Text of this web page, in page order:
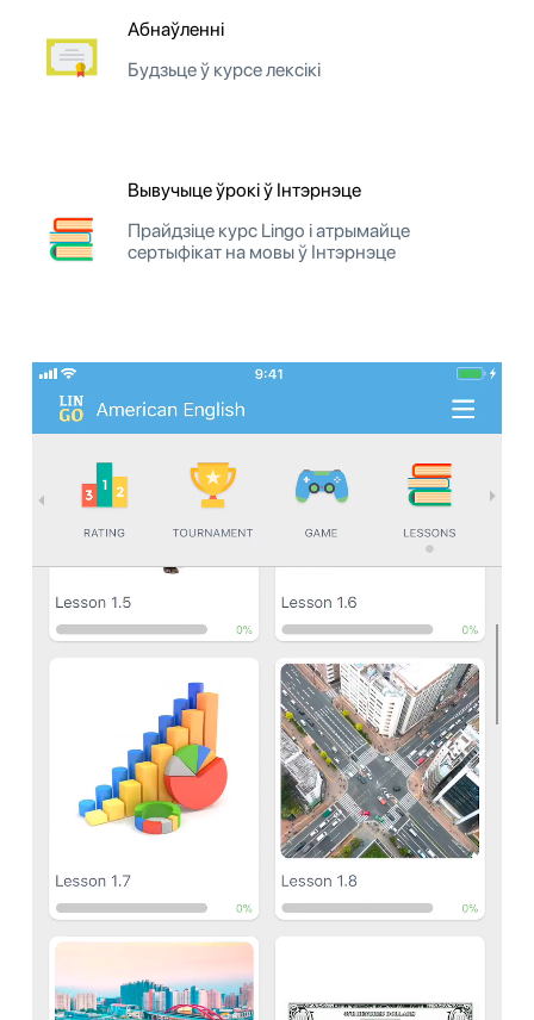
Абнаўленні
Будзьце ў курсе лексікі
Вывучыце ўрокі ў Інтэрнэце
Прайдзіце курс Lingo і атрымайце
сертыфікат на мовы ў Інтэрнэце